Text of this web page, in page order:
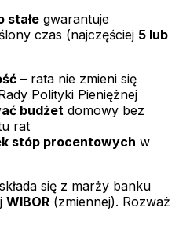
stałe gwarantuje
czas (najczęściej 5 lub
– rata nie zmieni się
Polityki Pieniężnej
budżet domowy bez
rat
stóp procentowych w
składa się z marży banku
WIBOR (zmiennej). Rozważ